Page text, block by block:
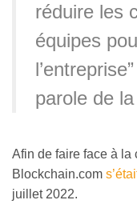
réduire les
équipes
l’entreprise”
parole de
Afin de faire face à la
Blockchain.com
juillet 2022.